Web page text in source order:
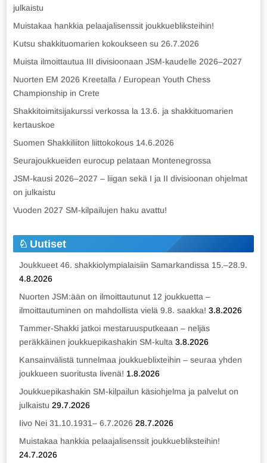
julkaistu
Muistakaa hankkia pelaajalisenssit joukkuebliksteihin!
Kutsu shakkituomarien kokoukseen su 26.7.2026
Muista ilmoittautua III divisioonaan JSM-kaudelle 2026–2027
Nuorten EM 2026 Kreetalla / European Youth Chess
Championship in Crete
Shakkitoimitsijakurssi verkossa la 13.6. ja shakkituomarien
kertauskoe
Suomen Shakkiliiton liittokokous 14.6.2026
Seurajoukkueiden eurocup pelataan Montenegrossa
JSM-kausi 2026–2027 – liigan sekä I ja II divisioonan ohjelmat
on julkaistu
Vuoden 2027 SM-kilpailujen haku avattu!
Uutiset
Joukkueet 46. shakkiolympialaisiin Samarkandissa 15.–28.9.
4.8.2026
Nuorten JSM:ään on ilmoittautunut 12 joukkuetta –
ilmoittautuminen on mahdollista vielä 9.8. saakka! 3.8.2026
Tammer-Shakki jatkoi mestaruusputkeaan – neljäs
peräkkäinen joukkuepikashakin SM-kulta 3.8.2026
Kansainvälistä tunnelmaa joukkueblixteihin – seuraa yhden
joukkueen suoritusta livenä! 1.8.2026
Joukkuepikashakin SM-kilpailun käsiohjelma ja palvelut on
julkaistu 29.7.2026
Iivo Nei 31.10.1931– 6.7.2026 28.7.2026
Muistakaa hankkia pelaajalisenssit joukkuebliksteihin!
24.7.2026